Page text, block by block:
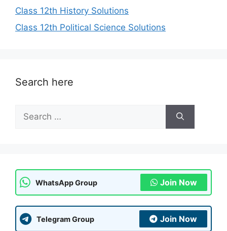
Class 12th History Solutions
Class 12th Political Science Solutions
Search here
Search
for:
WhatsApp Group Join Now
Telegram Group Join Now